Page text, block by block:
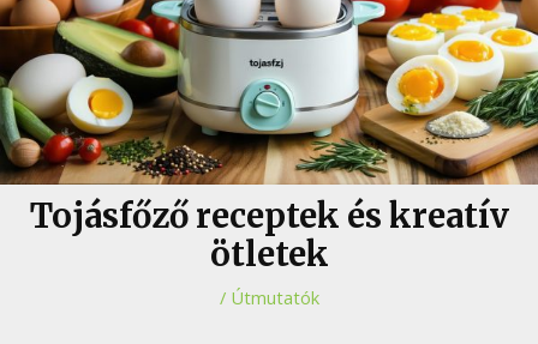
Tojásfőző receptek és kreatív
ötletek
/ Útmutatók